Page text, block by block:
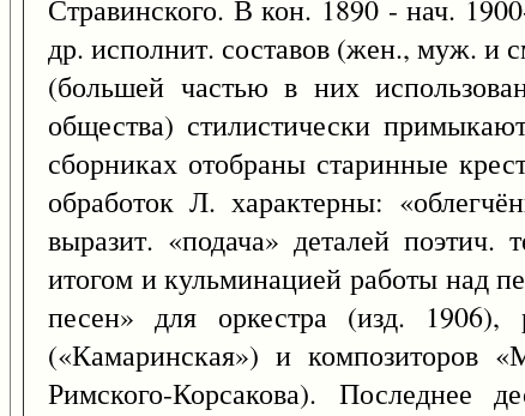
Стравинского. В кон. 1890 - нач.
др. исполнит. составов (жен., муж. и
(большей частью в них
общества) стилистически
сборниках отобраны старинные
обработок Л. характерны:
выразит. «подача» деталей поэтич.
итогом и кульминацией работы над
песен» для оркестра (изд. 1906),
(«Камаринская») и композиторов
Римского-Корсакова).